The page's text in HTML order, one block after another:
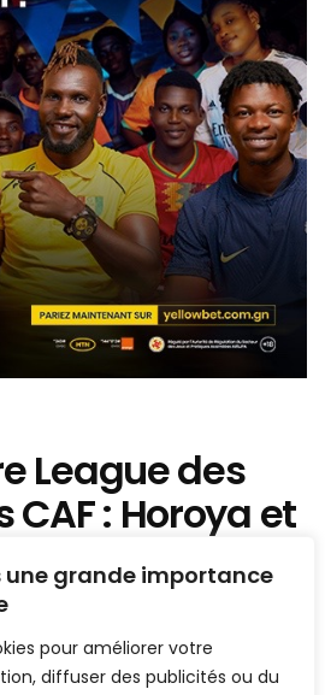
une grande importance
pour améliorer votre
diffuser des publicités ou du
League des
: Horoya et
sur leurs
(tirage